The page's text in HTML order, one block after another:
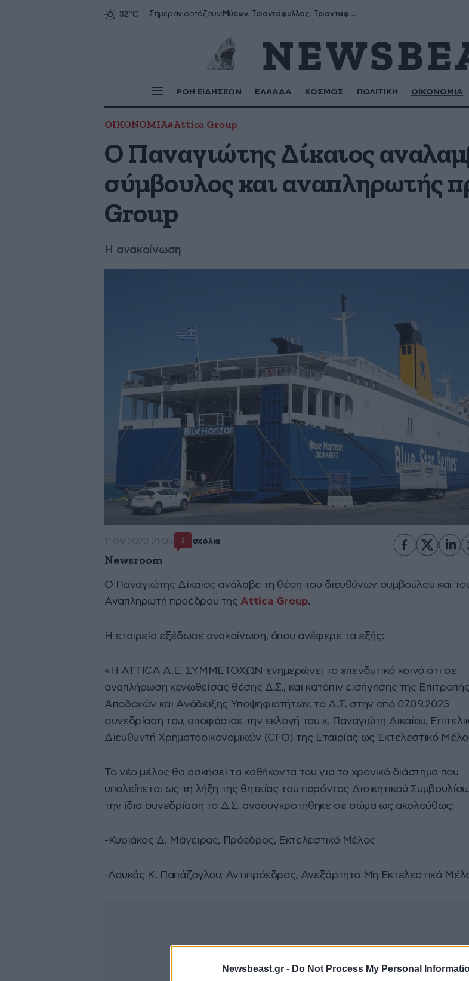
Newsbeast.gr - Do Not Process My Personal
Σήμεραγιορτάζουν: Μύρων, Τριαντάφυλλος, Τριανταφυλλιά, Φυλλιώ, Ρόζα
ΡΟΗ ΕΙΔΗΣΕΩΝ ΕΛΛΑΔΑ ΚΟΣΜΟΣ ΠΟΛΙΤΙΚΗ ΟΙΚΟΝΟΜΙΑ
ΟΙΚΟΝΟΜΙΑ#Attica Group
O Παναγιώτης Δίκαιος
σύμβουλος και αναπληρωτής
Group
Η ανακοίνωση
11·09·2023 21:05 3 σχόλια
Newsroom
Ο Παναγιώτης Δίκαιος ανάλαβε τη θέση του διευθύνων συμβούλου και
Αναπληρωτή προέδρου τηςAttica Group.
Η εταιρεία εξέδωσε ανακοίνωση, όπου ανέφερε τα εξής:
«Η ATTICA Α.Ε. ΣΥΜΜΕΤΟΧΩΝ ενημερώνει το επενδυτικό κοινό ότι σε
αναπλήρωση κενωθείσας θέσης Δ.Σ., και κατόπιν εισήγησης της Επιτροπής
Αποδοχών και Ανάδειξης Υποψηφιοτήτων, το Δ.Σ. στην από 07.09.2023
συνεδρίαση του, αποφάσισε την εκλογή του κ. Παναγιώτη Δικαίου,
Διευθυντή Χρηματοοικονομικών (CFO) της Εταιρίας ως Εκτελεστικό
Το νέο μέλος θα ασκήσει τα καθήκοντα του για το χρονικό διάστημα που
υπολείπεται ως τη λήξη της θητείας του παρόντος Διοικητικού
την ίδια συνεδρίαση το Δ.Σ. ανασυγκροτήθηκε σε σώμα ως ακολούθως:
-Κυριάκος Δ. Μάγειρας, Πρόεδρος, Εκτελεστικό Μέλος
-Λουκάς Κ. Παπάζογλου, Αντιπρόεδρος, Ανεξάρτητο Μη Εκτελεστικό